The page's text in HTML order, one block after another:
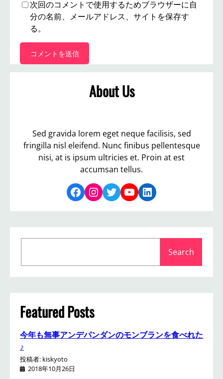
次回のコメントで使用するためブラウザーに自
分の名前、メールアドレス、サイトを保存す
る。
About Us
Sed gravida lorem eget neque facilisis, sed
fringilla nisl eleifend. Nunc finibus pellentesque
nisi, at is ipsum ultricies et. Proin at est
accumsan tellus.
Facebook Instagram Twitter YouTube LinkedIn
a
r
c
h
Search
Featured Posts
今年も無事アンデパンダンのモンブランを食べれた
♪
投稿者: kiskyoto
2018年10月26日